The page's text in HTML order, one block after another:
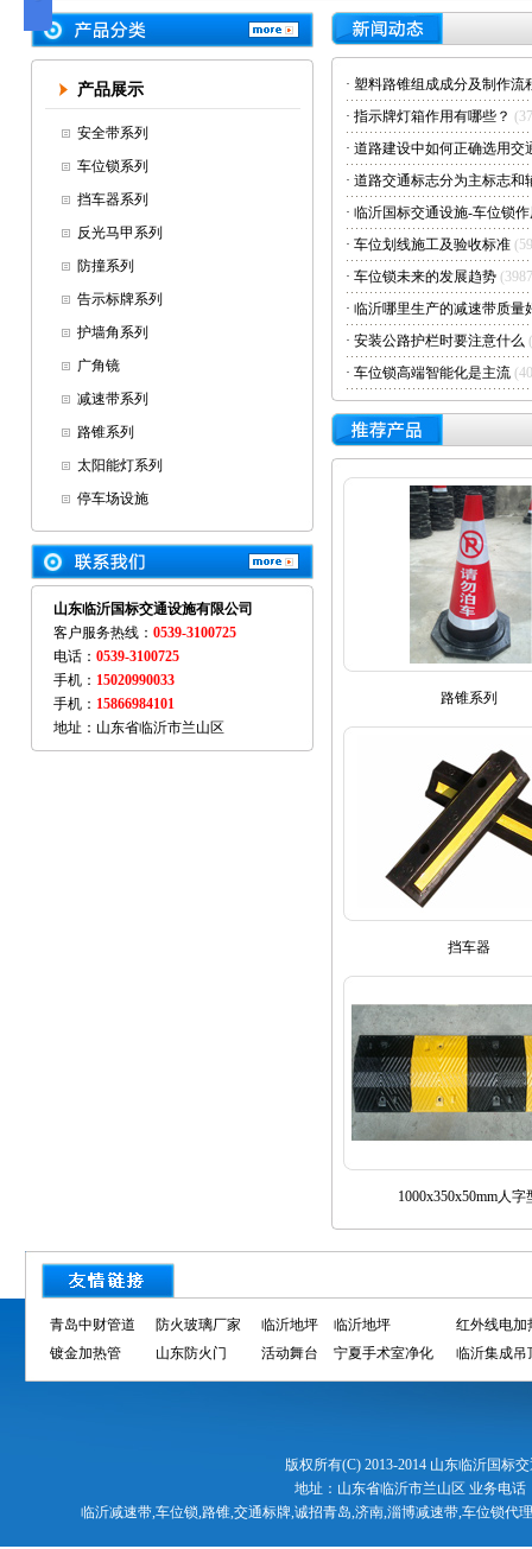
产品展示
安全带系列
车位锁系列
挡车器系列
反光马甲系列
防撞系列
告示标牌系列
护墙角系列
广角镜
减速带系列
路锥系列
太阳能灯系列
停车场设施
山东临沂国标交通设施有限公司
客户服务热线： 0539-3100725
电话： 0539-3100725
手机： 15020990033
手机： 15866984101
地址：山东省临沂市兰山区
·塑料路锥组成成分及制作流
·指示牌灯箱作用有哪些？
·道路建设中如何正确选用交
·道路交通标志分为主标志和
·临沂国标交通设施-车位锁
·车位划线施工及验收标准
·车位锁未来的发展趋势
·临沂哪里生产的减速带质量
·安装公路护栏时要注意什么
·车位锁高端智能化是主流
路锥系列
挡车器
1000x350x50mm人字
青岛中财管道 防火玻璃厂家 临沂地坪 临沂地坪
红外线电加
镀金加热管
山东防火门 活动舞台 宁夏手术室净化 临沂集成吊
版权所有(C) 2013-2014 山东临沂国标
地址：山东省临沂市兰山区 业务电话
临沂减速带,车位锁,路锥,交通标牌,诚招青岛,济南,淄博减速带,车位锁代